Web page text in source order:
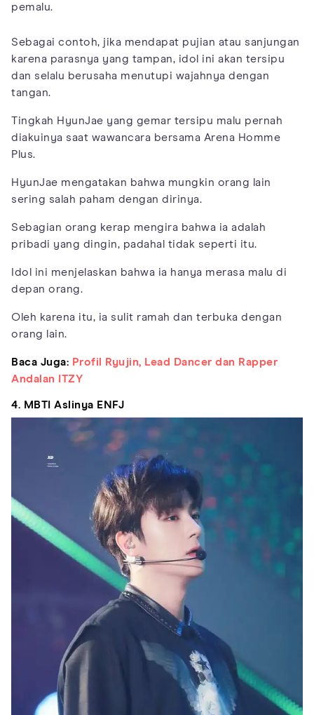
pemalu.
Sebagai contoh, jika mendapat pujian atau sanjungan
karena parasnya yang tampan, idol ini akan tersipu
dan selalu berusaha menutupi wajahnya dengan
tangan.
Tingkah HyunJae yang gemar tersipu malu pernah
diakuinya saat wawancara bersama Arena Homme
Plus.
HyunJae mengatakan bahwa mungkin orang lain
sering salah paham dengan dirinya.
Sebagian orang kerap mengira bahwa ia adalah
pribadi yang dingin, padahal tidak seperti itu.
Idol ini menjelaskan bahwa ia hanya merasa malu di
depan orang.
Oleh karena itu, ia sulit ramah dan terbuka dengan
orang lain.
Baca Juga: Profil Ryujin, Lead Dancer dan Rapper
Andalan ITZY
4. MBTI Aslinya ENFJ